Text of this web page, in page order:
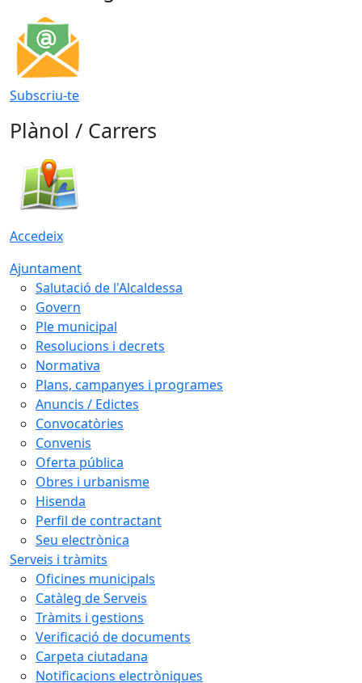
Subscriu-te
Plànol / Carrers
Accedeix
Ajuntament
Salutació de l'Alcaldessa
Govern
Ple municipal
Resolucions i decrets
Normativa
Plans, campanyes i programes
Anuncis / Edictes
Convocatòries
Convenis
Oferta pública
Obres i urbanisme
Hisenda
Perfil de contractant
Seu electrònica
Serveis i tràmits
Oficines municipals
Catàleg de Serveis
Tràmits i gestions
Verificació de documents
Carpeta ciutadana
Notificacions electròniques